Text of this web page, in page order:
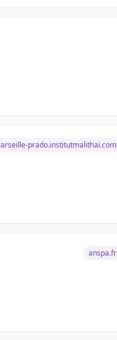
prado.institutmalithai.com
anspa.fr